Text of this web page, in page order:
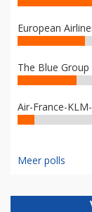
European
The Blue Group
Air-France-
Meer polls